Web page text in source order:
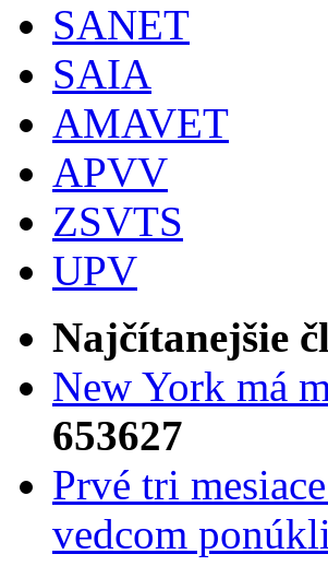
SANET
SAIA
AMAVET
APVV
ZSVTS
UPV
Najčítanejšie
New York má
653627
Prvé tri
vedcom